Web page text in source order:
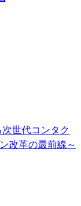
世代コンタク
改革の最前線～